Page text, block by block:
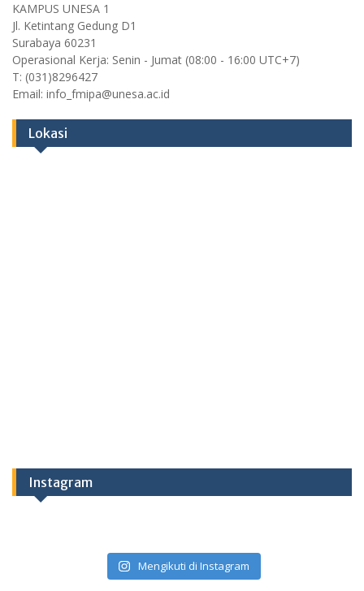
KAMPUS UNESA 1
Jl. Ketintang Gedung D1
Surabaya 60231
Operasional Kerja: Senin - Jumat (08:00 - 16:00 UTC+7)
T: (031)8296427
Email: info_fmipa@unesa.ac.id
Lokasi
Instagram
Mengikuti di Instagram